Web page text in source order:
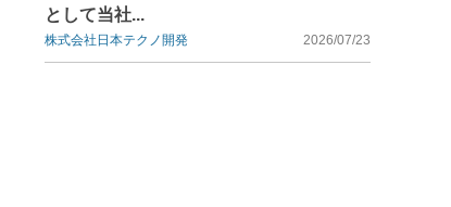
として当社...
株式会社日本テクノ開発 2026/07/23